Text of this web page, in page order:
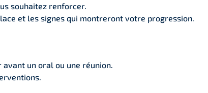
souhaitez renforcer.
et les signes qui montreront votre progression.
un oral ou une réunion.